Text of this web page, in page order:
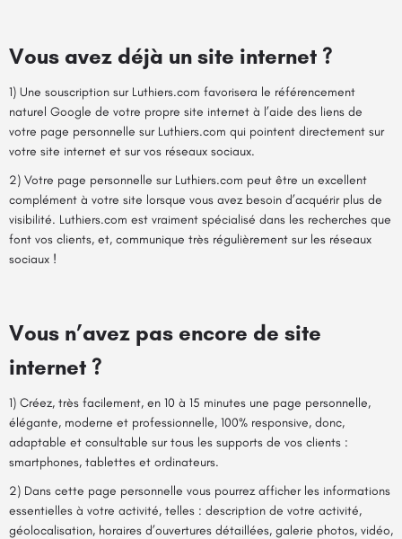
Vous avez déjà un site internet ?
1) Une souscription sur Luthiers.com favorisera le référencement
naturel Google de votre propre site internet à l’aide des liens de
votre page personnelle sur Luthiers.com qui pointent directement sur
votre site internet et sur vos réseaux sociaux.
2) Votre page personnelle sur Luthiers.com peut être un excellent
complément à votre site lorsque vous avez besoin d’acquérir plus de
visibilité. Luthiers.com est vraiment spécialisé dans les recherches que
font vos clients, et, communique très régulièrement sur les réseaux
sociaux !
Vous n’avez pas encore de site
internet ?
1) Créez, très facilement, en 10 à 15 minutes une page personnelle,
élégante, moderne et professionnelle, 100% responsive, donc,
adaptable et consultable sur tous les supports de vos clients :
smartphones, tablettes et ordinateurs.
2) Dans cette page personnelle vous pourrez afficher les informations
essentielles à votre activité, telles : description de votre activité,
géolocalisation, horaires d’ouvertures détaillées, galerie photos, vidéo,